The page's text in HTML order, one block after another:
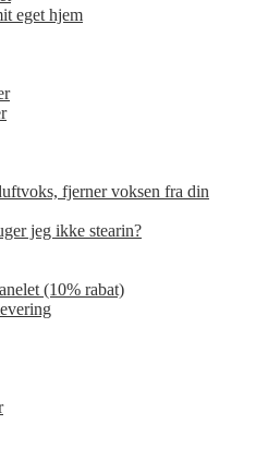
eget hjem
fjerner voksen fra din
jeg ikke stearin?
(10% rabat)